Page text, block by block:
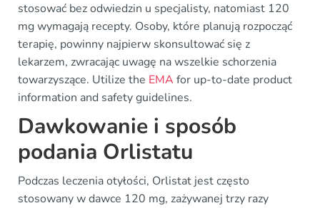
stosować bez odwiedzin u specjalisty, natomiast 120
mg wymagają recepty. Osoby, które planują rozpocząć
terapię, powinny najpierw skonsultować się z
lekarzem, zwracając uwagę na wszelkie schorzenia
towarzyszące. Utilize the EMA for up-to-date product
information and safety guidelines.
Dawkowanie i sposób
podania Orlistatu
Podczas leczenia otyłości, Orlistat jest często
stosowany w dawce 120 mg, zażywanej trzy razy